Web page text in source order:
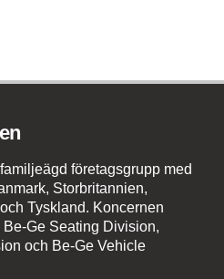
företagsgrupp med
Storbritannien,
Tyskland. Koncernen
Ge Seating Division,
och Be-Ge Vehicle